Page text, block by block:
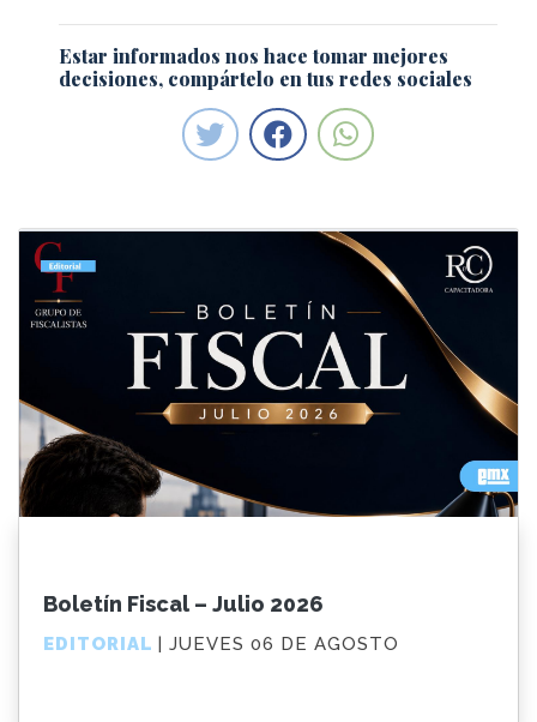
Boletín Fiscal – Julio 2026
EDITORIAL | JUEVES 06 DE AGOSTO
Estar informados nos hace tomar mejores
decisiones, compártelo en tus redes sociales